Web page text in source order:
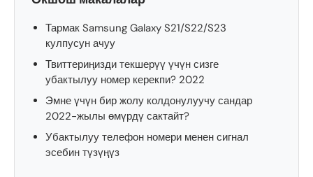
Тармак Samsung Galaxy S21/S22/S23
кулпусун ачуу
Твиттериңизди текшерүү үчүн сизге
убактылуу номер керекпи? 2022
Эмне үчүн бир жолу колдонулуучу сандар
2022-жылы өмүрдү сактайт?
Убактылуу телефон номери менен сигнал
эсебин түзүңүз